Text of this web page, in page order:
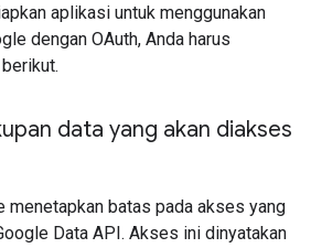
aplikasi untuk menggunakan
dengan OAuth, Anda harus
data yang akan diakses
menetapkan batas pada akses yang
Data API. Akses ini dinyatakan